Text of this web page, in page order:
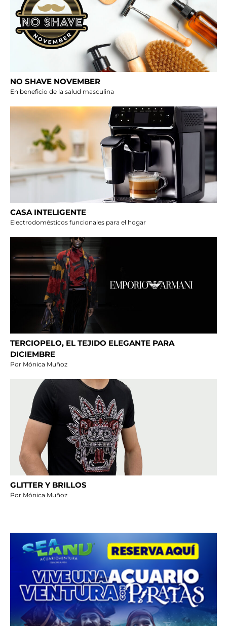
NO SHAVE NOVEMBER
En beneficio de la salud masculina
CASA INTELIGENTE
Electrodomésticos funcionales para el hogar
TERCIOPELO, EL TEJIDO ELEGANTE PARA
DICIEMBRE
Por Mónica Muñoz
GLITTER Y BRILLOS
Por Mónica Muñoz